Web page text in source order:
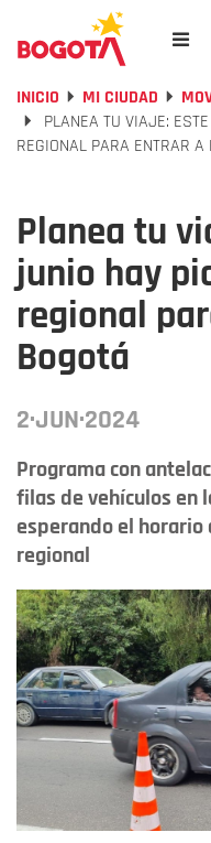
INICIO MI CIUDAD
PLANEA TU VIAJE:
REGIONAL PARA ENTRAR A
Planea tu
junio hay
regional
Bogotá
2·JUN·2024
Programa con
filas de vehículos en
esperando el horario
regional